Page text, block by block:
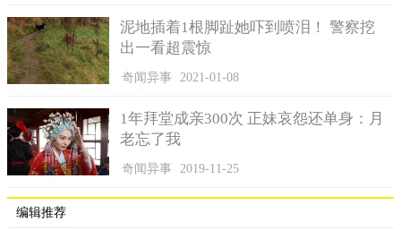
泥地插着1根脚趾她吓到喷泪！ 警察挖
出一看超震惊
奇闻异事 2021-01-08
1年拜堂成亲300次 正妹哀怨还单身：月
老忘了我
奇闻异事 2019-11-25
编辑推荐